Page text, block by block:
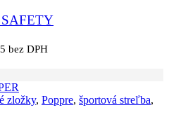
bez DPH
zložky, Poppre, športová streľba,